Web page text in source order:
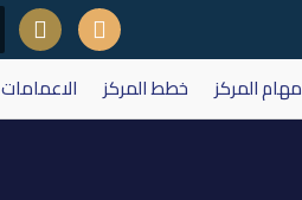
مهام المركز خطط المركز الاعمامات